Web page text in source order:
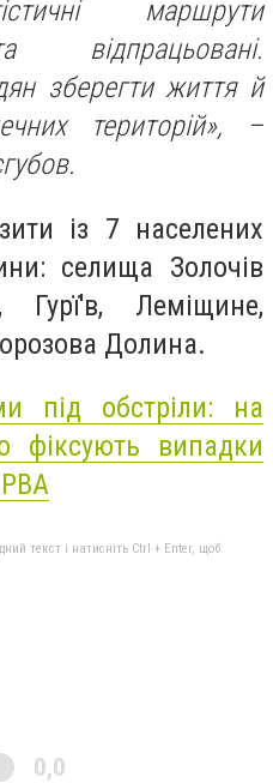
маршрути
відпрацьовані.
зберегти життя й
територій», –
із 7 населених
селища Золочів
Гурї'в, Леміщине,
Долина.
під обстріли: на
фіксують випадки
текст і натисніть Ctrl + Enter, щоб
0,0